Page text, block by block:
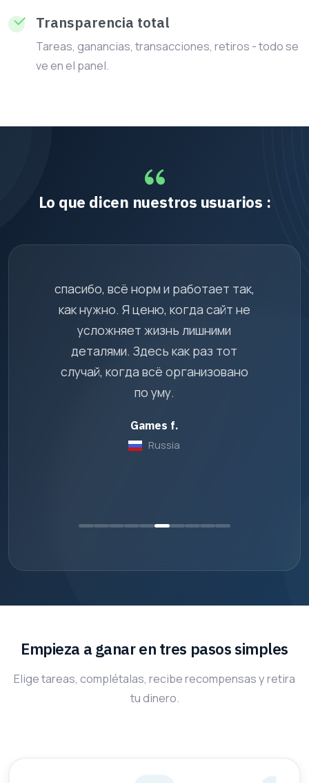
Transparencia total
Tareas, ganancias, transacciones, retiros - todo se
ve en el panel.
Lo que dicen nuestros usuarios :
спасибо, всё норм и работает так,
как нужно. Я ценю, когда сайт не
усложняет жизнь лишними
деталями. Здесь как раз тот
случай, когда всё организовано
по уму.
Games f.
Russia
Empieza a ganar en tres pasos simples
Elige tareas, complétalas, recibe recompensas y retira
tu dinero.